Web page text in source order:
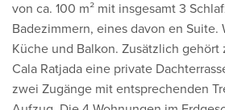
von ca. 100 m² mit insgesamt 3
Badezimmern, eines davon en Suite.
Küche und Balkon. Zusätzlich
Cala Ratjada eine private
zwei Zugänge mit entsprechenden